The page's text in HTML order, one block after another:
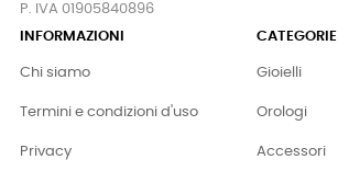
P. IVA 01905840896
INFORMAZIONI
Chi siamo
Termini e condizioni d'uso
Privacy
CATEGORIE
Gioielli
Orologi
Accessori